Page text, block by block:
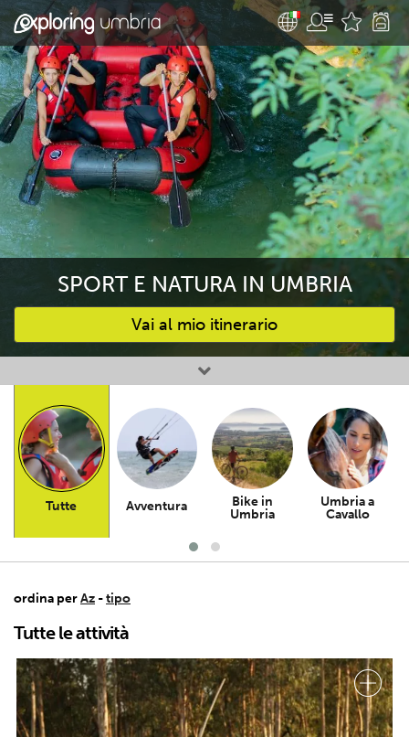
SPORT E NATURA IN UMBRIA
Vai al mio itinerario
Attività preferite
Tutte Avventura
Bike in
Umbria
Umbria a
Cavallo
ordina perAz -tipo
Tutte le attività